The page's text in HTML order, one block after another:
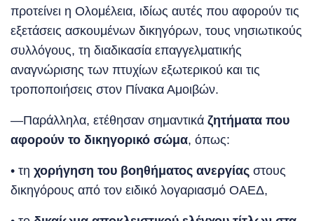
προτείνει η Ολομέλεια, ιδίως αυτές που αφορούν τις
εξετάσεις ασκουμένων δικηγόρων, τους νησιωτικούς
συλλόγους, τη διαδικασία επαγγελματικής
αναγνώρισης των πτυχίων εξωτερικού και τις
τροποποιήσεις στον Πίνακα Αμοιβών.
—Παράλληλα, ετέθησαν σημαντικά ζητήματα που
αφορούν το δικηγορικό σώμα, όπως:
• τη χορήγηση του βοηθήματος ανεργίας στους
δικηγόρους από τον ειδικό λογαριασμό ΟΑΕΔ,